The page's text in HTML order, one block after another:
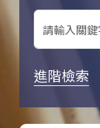
進階檢索